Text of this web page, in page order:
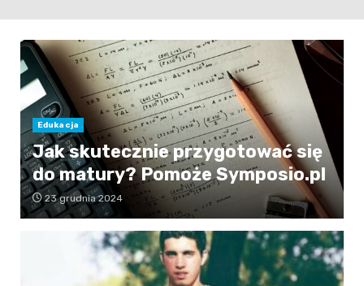
Edukacja
Jak skutecznie przygotować się
do matury? Pomoże Symposio.pl
23 grudnia 2024